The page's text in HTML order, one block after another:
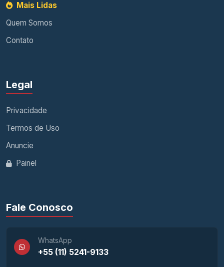
Mais Lidas
Quem Somos
Contato
Legal
Privacidade
Termos de Uso
Anuncie
Painel
Fale Conosco
WhatsApp
+55 (11) 5241-9133